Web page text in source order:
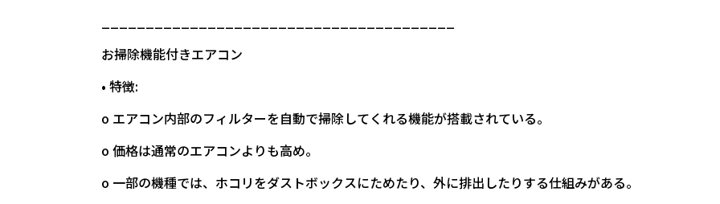
お掃除機能付きエアコン
• 特徴:
o エアコン内部のフィルターを自動で掃除してくれる機能が搭載されている。
o 価格は通常のエアコンよりも高め。
o 一部の機種では、ホコリをダストボックスにためたり、外に排出したりする仕組みがある。